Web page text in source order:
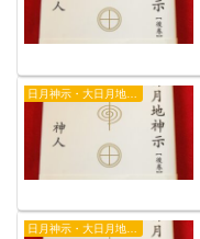
日月神示・大日月地神示